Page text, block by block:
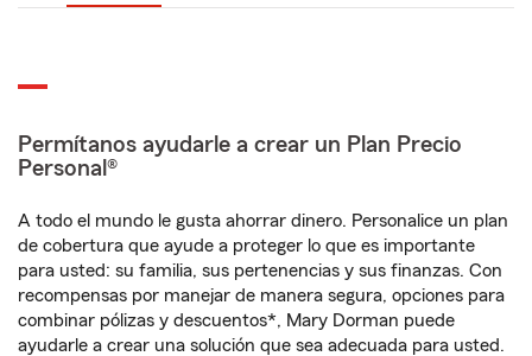
Permítanos ayudarle a crear un Plan Precio
Personal®
A todo el mundo le gusta ahorrar dinero. Personalice un plan
de cobertura que ayude a proteger lo que es importante
para usted: su familia, sus pertenencias y sus finanzas. Con
recompensas por manejar de manera segura, opciones para
combinar pólizas y descuentos*, Mary Dorman puede
ayudarle a crear una solución que sea adecuada para usted.